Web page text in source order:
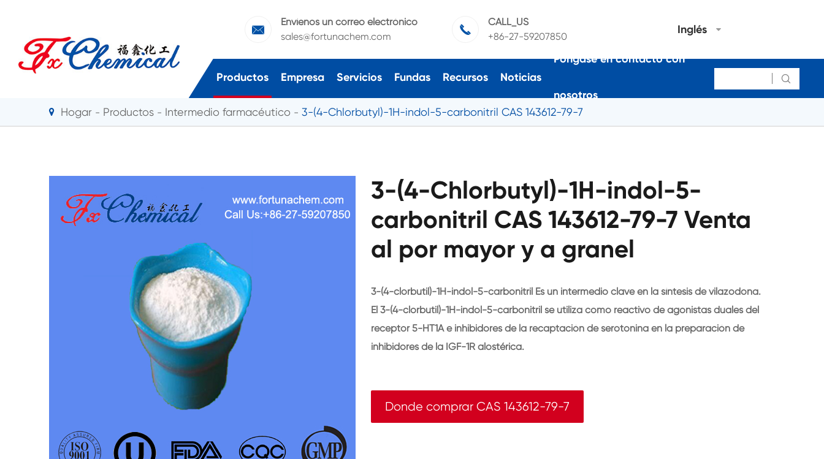

Envíenos un correo electrónico
sales@fortunachem.com

CALL_US
+86-27-59207850
Inglés
Productos Empresa Servicios Fundas Recursos Noticias
Póngase en contacto con
nosotros

Hogar Productos Intermedio farmacéutico 3-(4-Chlorbutyl)-1H-indol-5-carbonitril CAS 143612-79-7
3-(4-Chlorbutyl)-1H-indol-5-
carbonitril CAS 143612-79-7 Venta
al por mayor y a granel
3-(4-clorbutil)-1H-indol-5-carbonitril Es un intermedio clave en la síntesis de vilazodona.
El 3-(4-clorbutil)-1H-indol-5-carbonitril se utiliza como reactivo de agonistas duales del
receptor 5-HT1A e inhibidores de la recaptación de serotonina en la preparación de
inhibidores de la IGF-1R alostérica.
Donde comprar CAS 143612-79-7